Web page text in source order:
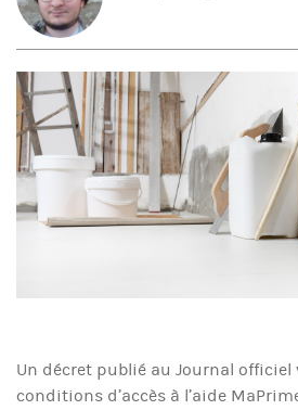
Un décret publié au Journal officiel
conditions d’accès à l’aide